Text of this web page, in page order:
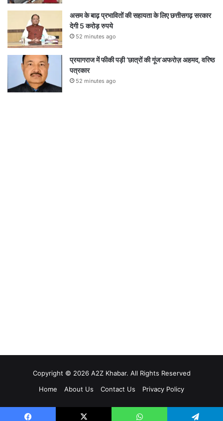
असम के बाढ़ प्रभावितों की सहायता के लिए छत्तीसगढ़ सरकार
देगी 5 करोड़ रुपये
52 minutes ago
प्रयागराज में फीकी पड़ी ‘छात्रों की गूंज’अफरोज़ अहमद, वरिष्ठ
पत्रकार
52 minutes ago
Copyright © 2026 A2Z Khabar. All Rights Reserved
Home
About Us Contact Us Privacy Policy